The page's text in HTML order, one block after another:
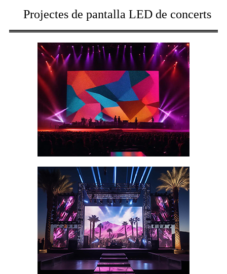
Projectes de pantalla LED de concerts